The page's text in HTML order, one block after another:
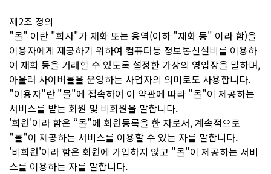
제2조 정의
"몰" 이란 "회사"가 재화 또는 용역(이하 "재화 등" 이라 함)을
이용자에게 제공하기 위하여 컴퓨터등 정보통신설비를 이용하
여 재화 등을 거래할 수 있도록 설정한 가상의 영업장을 말하며,
아울러 사이버몰을 운영하는 사업자의 의미로도 사용합니다.
"이용자"란 "몰"에 접속하여 이 약관에 따라 "몰"이 제공하는
서비스를 받는 회원 및 비회원을 말합니다.
'회원'이라 함은 “몰”에 회원등록을 한 자로서, 계속적으로
"몰"이 제공하는 서비스를 이용할 수 있는 자를 말합니다.
'비회원'이라 함은 회원에 가입하지 않고 "몰"이 제공하는 서비
스를 이용하는 자를 말합니다.